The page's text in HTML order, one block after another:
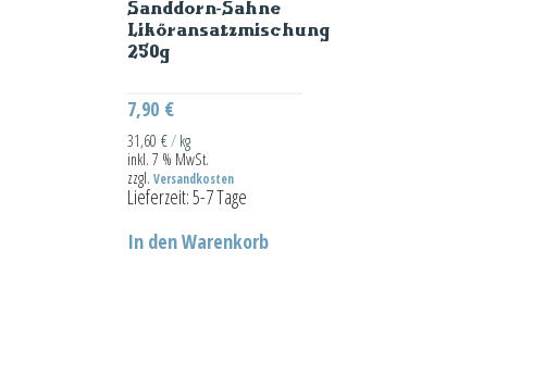
Sanddorn-Sahne
Liköransatzmischung
250g
7,90 €
31,60 €/ kg
inkl. 7 % MwSt.
zzgl. Versandkosten
Lieferzeit:5-7 Tage
In den Warenkorb